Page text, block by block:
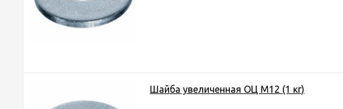
Шайба увеличенная ОЦ М12 (1 кг)